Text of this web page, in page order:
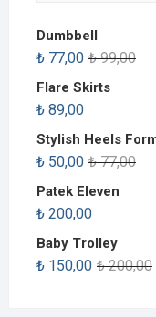
Dumbbell
₺99,00
₺77,00
Flare Skirts
₺89,00
Stylish Heels
₺77,00
₺50,00
Patek Eleven
₺200,00
Baby Trolley
₺200,00
₺150,00